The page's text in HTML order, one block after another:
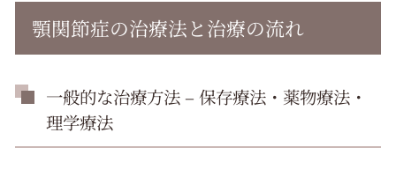
顎関節症の治療法と治療の流れ
一般的な治療方法 – 保存療法・薬物療法・
理学療法